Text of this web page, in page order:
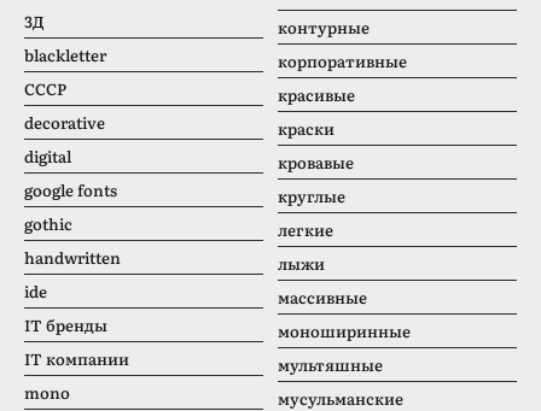
3Д
blackletter
CCCР
decorative
digital
google fonts
gothic
handwritten
ide
IT бренды
IT компании
mono
контурные
корпоративные
красивые
краски
кровавые
круглые
легкие
лыжи
массивные
моноширинные
мультяшные
мусульманские